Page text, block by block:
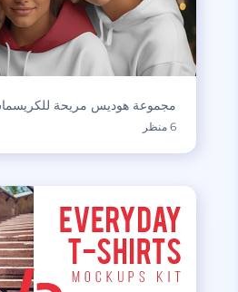
مجموعة هوديس مريحة
6 منظر